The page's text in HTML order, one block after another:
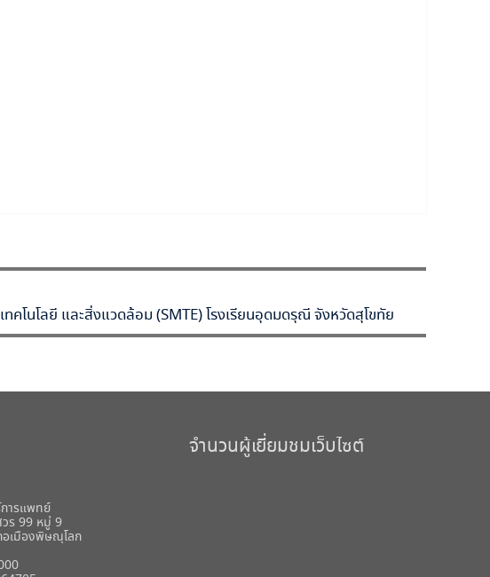
นโลยี และสิ่งแวดล้อม (SMTE) โรงเรียนอุดมดรุณี จังหวัดสุโขทัย
ารแพทย์
วร 99 หมู่ 9
อเมืองพิษณุโลก
จำนวนผู้เยี่ยมชมเว็บไซต์